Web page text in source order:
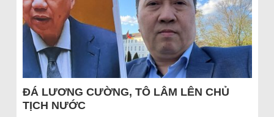
ĐÁ LƯƠNG CƯỜNG, TÔ LÂM LÊN CHỦ
TỊCH NƯỚC